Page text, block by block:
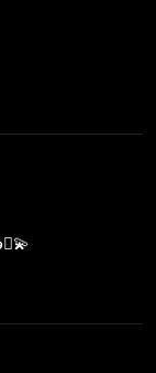
فوق العاده بود،حس کردن بدن نورانی🫆💫